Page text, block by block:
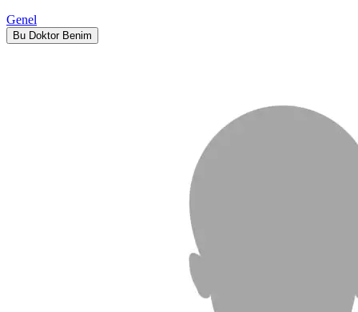
Genel
Bu Doktor Benim